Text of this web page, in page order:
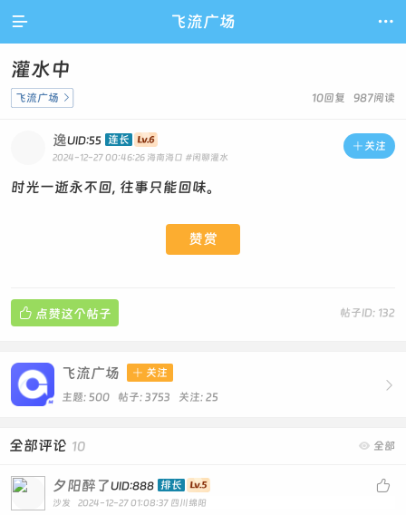
 飞流广场 
灌水中
10回复 987阅读
飞流广场 
 关注
逸UID:55 连长
2024-12-27 00:46:26 海南海口 #闲聊灌水
时光一逝永不回, 往事只能回味。
赞赏
帖子ID: 132
 点赞这个帖子

飞流广场  关注
主题: 500 帖子: 3753 关注: 25
 全部
全部评论 10

夕阳醉了UID:888 排长
沙发 2024-12-27 01:08:37 四川绵阳